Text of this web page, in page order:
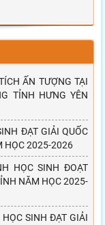
ẤN TƯỢNG TẠI
TỈNH HƯNG YÊN
ĐẠT GIẢI QUỐC
HỌC 2025-2026
HỌC SINH ĐOẠT
NĂM HỌC 2025-
SINH ĐẠT GIẢI